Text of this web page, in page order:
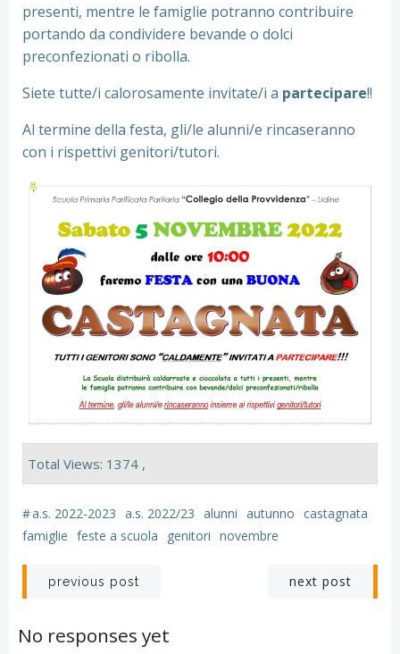
presenti, mentre le famiglie potranno contribuire
portando da condividere bevande o dolci
preconfezionati o ribolla.
Siete tutte/i calorosamente invitate/i a partecipare!!
Al termine della festa, gli/le alunni/e rincaseranno
con i rispettivi genitori/tutori.
Total Views: 1374 ,
#a.s. 2022-2023 a.s. 2022/23 alunni autunno castagnata
famiglie feste a scuola genitori novembre
Navigazione
articoli
previous post
Navigazione
next post
No responses yet